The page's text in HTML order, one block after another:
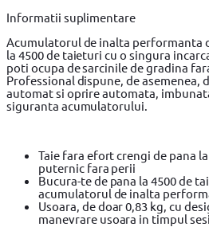
Informatii suplimentare
Acumulatorul de inalta performanta
la 4500 de taieturi cu o singura
poti ocupa de sarcinile de gradina
Professional dispune, de asemenea,
automat si oprire automata,
siguranta acumulatorului.
Taie fara efort crengi de pana
puternic fara perii
Bucura-te de pana la 4500 de
acumulatorul de inalta
Usoara, de doar 0,83 kg, cu
manevrare usoara in timpul